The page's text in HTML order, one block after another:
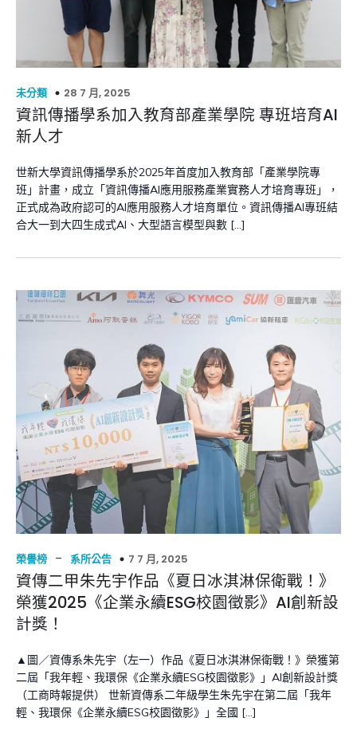
未分類 28 7 月, 2025
資訊傳播學系加入教育部產業學院 專班培育AI
新人才
世新大學資訊傳播學系於2025年首度加入教育部「產業學院專
班」計畫，成立「資訊傳播AI應用服務產業實務人才培育專班」，
正式成為政府認可的AI應用服務人才培育單位。資訊傳播AI專班結
合大一到大四生成式AI、大型語言模型與數 […]
榮譽榜 – 系所公告 7 7 月, 2025
資傳二甲朱先宇作品《夏日冰淇淋保衛戰！》
榮獲2025《企業永續ESG校園徵影》AI創新設
計獎！
▲圖／資傳系朱先宇（左一）作品《夏日冰淇淋保衛戰！》榮獲第
二屆「我年輕、我環保《企業永續ESG校園徵影》」AI創新設計獎
（工商時報提供） 世新資傳系二年級學生朱先宇在第二屆「我年
輕、我環保《企業永續ESG校園徵影》」全國 […]